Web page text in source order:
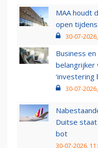
MAA houdt
open
30-07-
Business
belangrijker
‘investering
30-07-
Duitse
bot
30-07-2026,